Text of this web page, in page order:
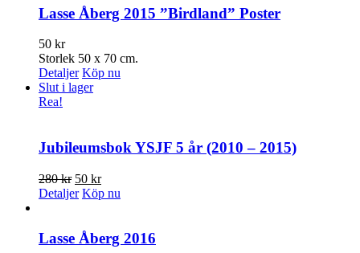
Lasse Åberg 2015 ”Birdland” Poster
50 kr
Storlek 50 x 70 cm.
Detaljer Köp nu
Slut i lager
Rea!
Jubileumsbok YSJF 5 år (2010 – 2015)
280kr Det
ursprungliga
280 kr.
50 krDet
nuvarande
50 kr.
Detaljer Köp nu
Lasse Åberg 2016